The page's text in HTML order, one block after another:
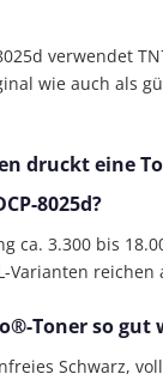
verwendet
wie auch als
druckt eine
8025d?
ca. 3.300 bis
Varianten reichen
Toner so gut
Schwarz,